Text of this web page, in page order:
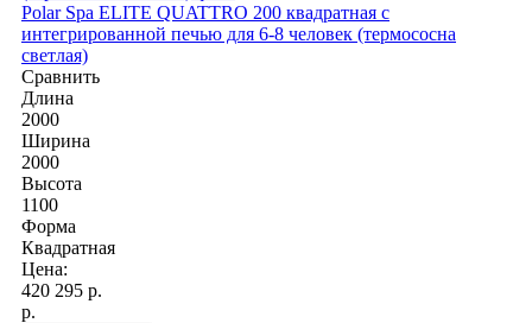
Polar Spa ELITE QUATTRO 200 квадратная с
интегрированной печью для 6-8 человек (термососна
светлая)
Сравнить
Длина
2000
Ширина
2000
Высота
1100
Форма
Квадратная
Цена:
420 295 р.
р.